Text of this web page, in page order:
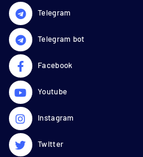
Telegram
Telegram bot
Facebook
Youtube
Instagram
Twitter